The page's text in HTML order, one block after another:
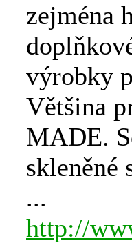
zejména
výrobky
Většina
MADE.
skleněné
...
http://